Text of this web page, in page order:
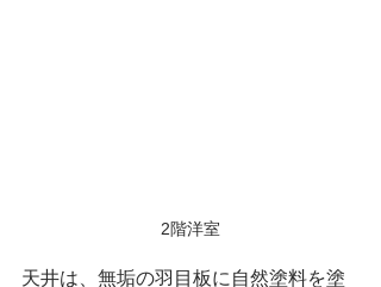
2階洋室
天井は、無垢の羽目板に自然塗料を塗